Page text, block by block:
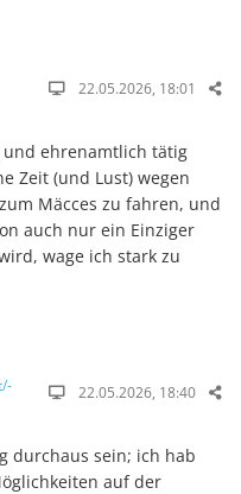
22.05.2026, 18:01
ehrenamtlich tätig
Zeit (und Lust) wegen
Mäcces zu fahren, und
auch nur ein Einziger
wage ich stark zu
22.05.2026, 18:40
durchaus sein; ich hab
auf der